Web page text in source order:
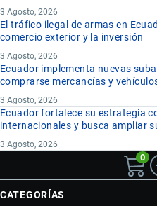
3 Agosto, 2026
El tráfico ilegal de armas en
comercio exterior y la inversión
3 Agosto, 2026
Ecuador implementa nuevas
comprarse mercancías y
3 Agosto, 2026
Ecuador fortalece su estrategia
internacionales y busca ampliar
3 Agosto, 2026
0
CATEGORÍAS